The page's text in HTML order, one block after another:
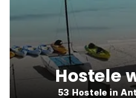
Hostele
53 Hostele in